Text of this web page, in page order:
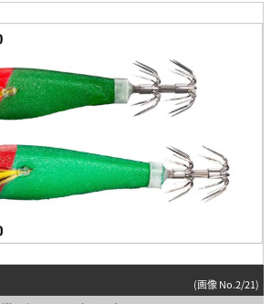
(画像 No.2/21)